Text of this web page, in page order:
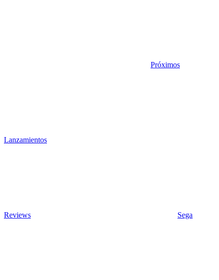
Próximos
Lanzamientos
Reviews Sega